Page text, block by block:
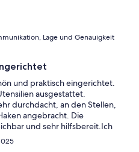
Lage und Genauigkeit
und praktisch eingerichtet.
ausgestattet.
durchdacht, an den Stellen,
angebracht. Die
und sehr hilfsbereit.Ich